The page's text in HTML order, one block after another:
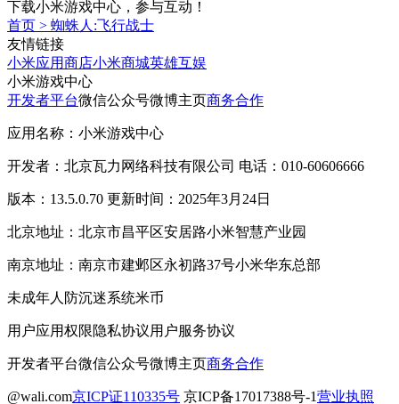
下载小米游戏中心，参与互动！
首页 > 蜘蛛人:飞行战士
友情链接
小米应用商店小米商城英雄互娱
小米游戏中心
开发者平台微信公众号微博主页商务合作
应用名称：小米游戏中心
开发者：北京瓦力网络科技有限公司 电话：010-60606666
版本：13.5.0.70 更新时间：2025年3月24日
北京地址：北京市昌平区安居路小米智慧产业园
南京地址：南京市建邺区永初路37号小米华东总部
未成年人防沉迷系统米币
用户应用权限隐私协议用户服务协议
开发者平台微信公众号微博主页商务合作
@wali.com京ICP证110335号 京ICP备17017388号-1营业执照